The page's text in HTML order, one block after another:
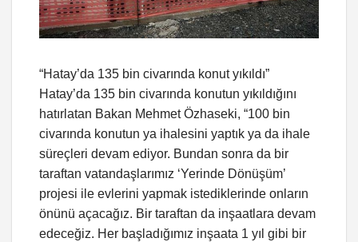
“Hatay’da 135 bin civarında konut yıkıldı”
Hatay’da 135 bin civarında konutun yıkıldığını
hatırlatan Bakan Mehmet Özhaseki, “100 bin
civarında konutun ya ihalesini yaptık ya da ihale
süreçleri devam ediyor. Bundan sonra da bir
taraftan vatandaşlarımız ‘Yerinde Dönüşüm’
projesi ile evlerini yapmak istediklerinde onların
önünü açacağız. Bir taraftan da inşaatlara devam
edeceğiz. Her başladığımız inşaata 1 yıl gibi bir